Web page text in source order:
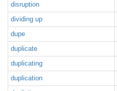
disruption
dividing up
dupe
duplicate
duplicating
duplication